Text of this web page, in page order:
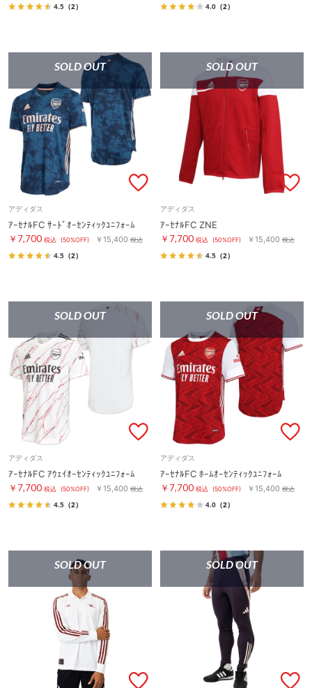
4.5 （2） 4.0 （2）
SOLD OUT
アディダス
ｱｰｾﾅﾙFC ｻｰﾄﾞｵｰｾﾝﾃｨｯｸﾕﾆﾌｫｰﾑ
￥7,700 税込 (50%OFF) ￥15,400 税込
4.5 （2）
SOLD OUT
アディダス
ｱｰｾﾅﾙFC ZNE
￥7,700 税込 (50%OFF) ￥15,400 税込
4.5 （2）
SOLD OUT
アディダス
ｱｰｾﾅﾙFC ｱｳｪｲｵｰｾﾝﾃｨｯｸﾕﾆﾌｫｰﾑ
￥7,700 税込 (50%OFF) ￥15,400 税込
4.5 （2）
SOLD OUT
アディダス
ｱｰｾﾅﾙFC ﾎｰﾑｵｰｾﾝﾃｨｯｸﾕﾆﾌｫｰﾑ
￥7,700 税込 (50%OFF) ￥15,400 税込
4.0 （2）
SOLD OUT SOLD OUT